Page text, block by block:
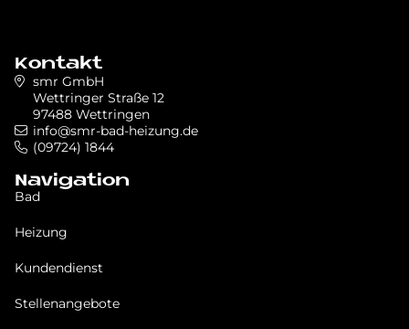
Kontakt
smr GmbH
Wettringer Straße 12
97488 Wettringen
info@smr-bad-heizung.de
(09724) 1844
Navigation
Bad
Heizung
Kundendienst
Stellenangebote